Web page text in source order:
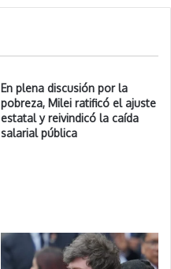
En plena discusión por la
pobreza, Milei ratificó el ajuste
estatal y reivindicó la caída
salarial pública